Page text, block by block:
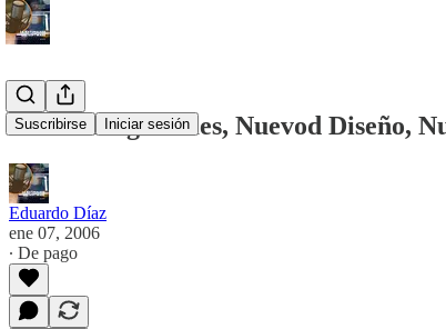
Suscribirse Iniciar sesión
Nuevo BlogMemes, Nuevod Diseño,
Eduardo Díaz
ene 07, 2006
∙ De pago